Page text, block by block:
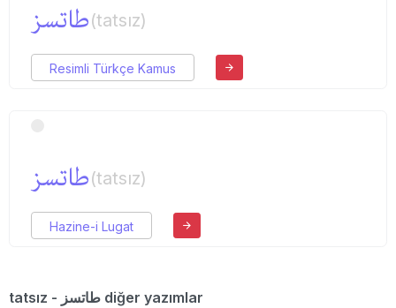
طاتسز(tatsız)
Resimli Türkçe Kamus
طاتسز(tatsız)
Hazine-i Lugat
tatsız - طاتسز diğer yazımlar